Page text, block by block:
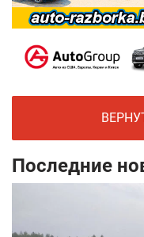
Последние